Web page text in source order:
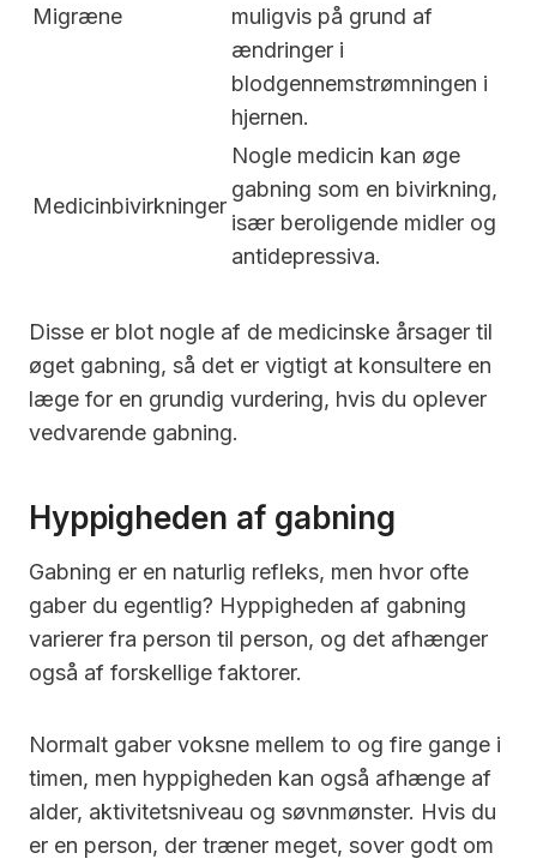
Migræne
muligvis på grund af
ændringer i
blodgennemstrømningen i
hjernen.
Medicinbivirkninger
Nogle medicin kan øge
gabning som en bivirkning,
især beroligende midler og
antidepressiva.
Disse er blot nogle af de medicinske årsager til
øget gabning, så det er vigtigt at konsultere en
læge for en grundig vurdering, hvis du oplever
vedvarende gabning.
Hyppigheden af gabning
Gabning er en naturlig refleks, men hvor ofte
gaber du egentlig? Hyppigheden af gabning
varierer fra person til person, og det afhænger
også af forskellige faktorer.
Normalt gaber voksne mellem to og fire gange i
timen, men hyppigheden kan også afhænge af
alder, aktivitetsniveau og søvnmønster. Hvis du
er en person, der træner meget, sover godt om